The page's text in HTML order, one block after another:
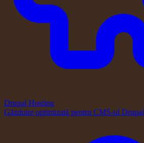
Drupal Hosting
Găzduire optimizată pentru CMS-ul Drupal